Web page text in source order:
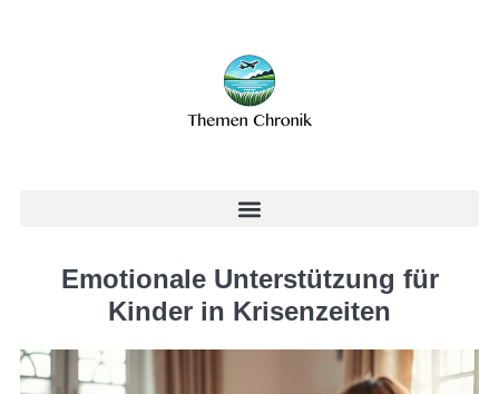
Emotionale Unterstützung für
Kinder in Krisenzeiten